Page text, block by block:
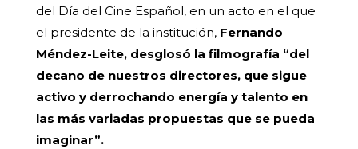
del Día del Cine Español, en un acto en el que
el presidente de la institución, Fernando
Méndez-Leite, desglosó la filmografía “del
decano de nuestros directores, que sigue
activo y derrochando energía y talento en
las más variadas propuestas que se pueda
imaginar”.